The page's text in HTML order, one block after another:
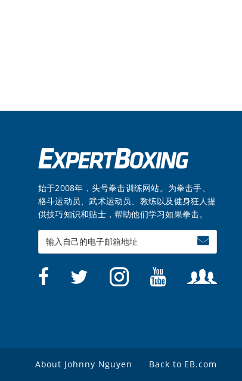
始于2008年，头号拳击训练网站。为拳击手、
格斗运动员、武术运动员、教练以及健身狂人提
供技巧知识和贴士，帮助他们学习如果拳击。
Enter
your
About Johnny Nguyen Back to EB.com